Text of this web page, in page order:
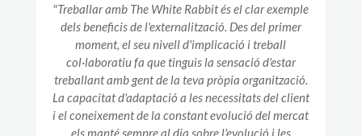
"Treballar amb The White Rabbit és el clar exemple
dels beneficis de l'externalització. Des del primer
moment, el seu nivell d'implicació i treball
col·laboratiu fa que tinguis la sensació d'estar
treballant amb gent de la teva pròpia organització.
La capacitat d'adaptació a les necessitats del client
i el coneixement de la constant evolució del mercat
els manté sempre al dia sobre l'evolució i les